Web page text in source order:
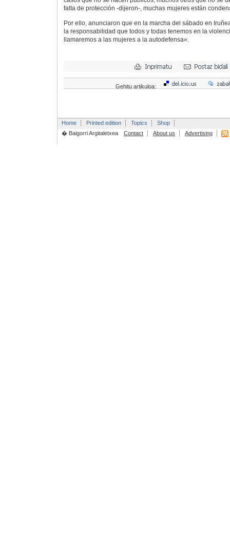
falta de protección -dijeron-, muchas mujeres están
Por ello, anunciaron que en la marcha del sábado en
la responsabilidad que todos y todas tenemos en la
llamaremos a las mujeres a la autodefensa».
Gehitu artikuloa:
Home Printed edition Topics
Shop
� Baigorri Argitaletxea
Contact About us Advertising